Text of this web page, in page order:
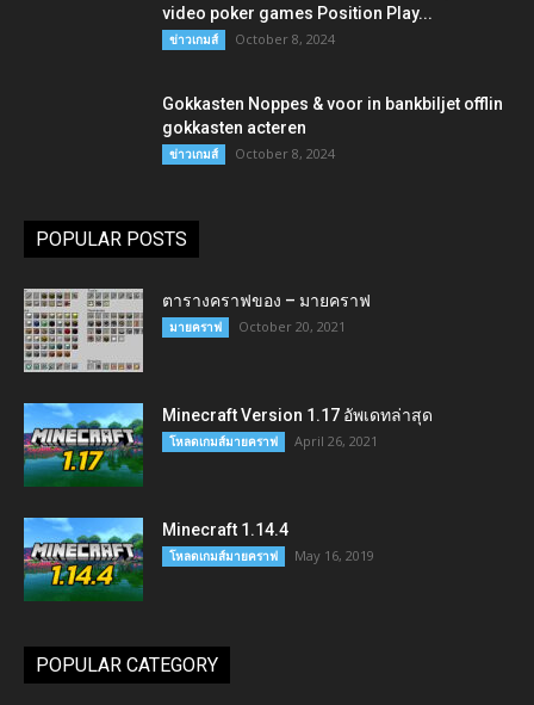
video poker games Position Play...
ข่าวเกมส์ October 8, 2024
Gokkasten Noppes & voor in bankbiljet offlin
gokkasten acteren
ข่าวเกมส์ October 8, 2024
POPULAR POSTS
ตารางคราฟของ – มายคราฟ
มายคราฟ October 20, 2021
Minecraft Version 1.17 อัพเดทล่าสุด
โหลดเกมส์มายคราฟ April 26, 2021
Minecraft 1.14.4
โหลดเกมส์มายคราฟ May 16, 2019
POPULAR CATEGORY